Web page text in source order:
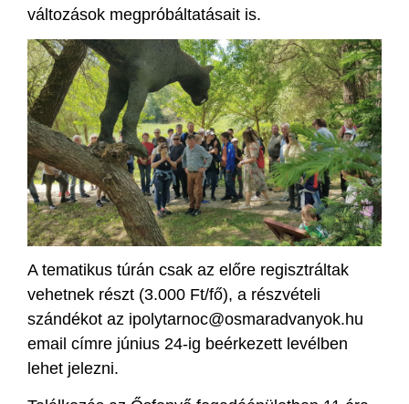
változások megpróbáltatásait is.
A tematikus túrán csak az előre regisztráltak
vehetnek részt (3.000 Ft/fő), a részvételi
szándékot az ipolytarnoc@osmaradvanyok.hu
email címre június 24-ig beérkezett levélben
lehet jelezni.